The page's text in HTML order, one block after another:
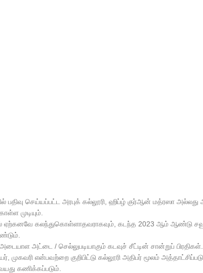
செய்யப்பட்ட அரபுக் கல்லூரி, ஹிப்ழ் குர்ஆன் மத்ரஸா அல்லது
முடியும்.
ஏற்கனவே கலந்துகொள்ளாதவராகவும், கடந்த 2023 ஆம் ஆண்டு
அடையாள அட்டை / செல்லுபடியாகும் கடவுச் சீட்டின் சான்றுப்
முகவரி என்பவற்றை குறிபிட்டு கல்லூரி அதிபர் மூலம்
வயது கணிக்கப்படும்.